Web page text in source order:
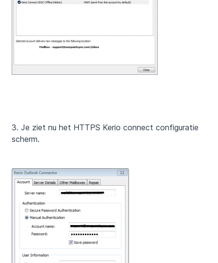
3. Je ziet nu het HTTPS Kerio connect configuratie
scherm.